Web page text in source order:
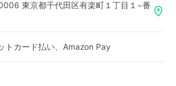
東京都千代田区有楽町１丁目１−番
トカード払い、Amazon Pay